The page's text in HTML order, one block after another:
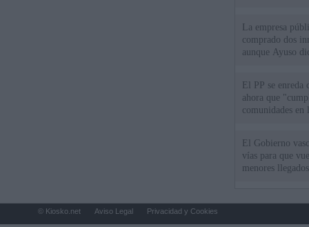
La empresa
comprado dos
aunque Ayuso
El PP se
ahora que
comunidades en
El Gobierno
vías para que
menores
© Kiosko.net Aviso Legal Privacidad y Cookies